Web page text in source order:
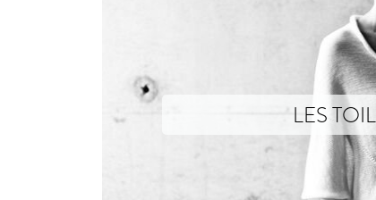
LES
Les histoires sont des toiles, étroitement liées,
Xavier Brisoux qui envisage chaque